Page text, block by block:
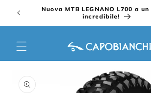
direttamenteNuova MTB LEGNANO L700 a
incredibile!
informazioni
sul prodotto